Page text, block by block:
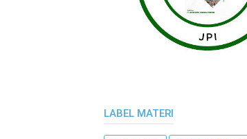
LABEL MATERI